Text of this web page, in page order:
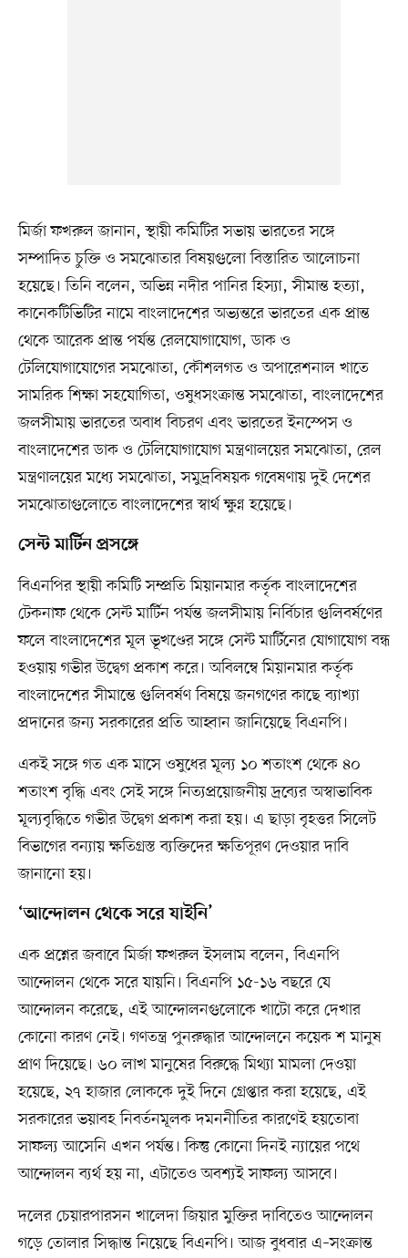
মির্জা ফখরুল জানান, স্থায়ী কমিটির সভায় ভারতের সঙ্গে
সম্পাদিত চুক্তি ও সমঝোতার বিষয়গুলো বিস্তারিত আলোচনা
হয়েছে। তিনি বলেন, অভিন্ন নদীর পানির হিস্যা, সীমান্ত হত্যা,
কানেকটিভিটির নামে বাংলাদেশের অভ্যন্তরে ভারতের এক প্রান্ত
থেকে আরেক প্রান্ত পর্যন্ত রেলযোগাযোগ, ডাক ও
টেলিযোগাযোগের সমঝোতা, কৌশলগত ও অপারেশনাল খাতে
সামরিক শিক্ষা সহযোগিতা, ওষুধসংক্রান্ত সমঝোতা, বাংলাদেশের
জলসীমায় ভারতের অবাধ বিচরণ এবং ভারতের ইনস্পেস ও
বাংলাদেশের ডাক ও টেলিযোগাযোগ মন্ত্রণালয়ের সমঝোতা, রেল
মন্ত্রণালয়ের মধ্যে সমঝোতা, সমুদ্রবিষয়ক গবেষণায় দুই দেশের
সমঝোতাগুলোতে বাংলাদেশের স্বার্থ ক্ষুণ্ন হয়েছে।
সেন্ট মার্টিন প্রসঙ্গে
বিএনপির স্থায়ী কমিটি সম্প্রতি মিয়ানমার কর্তৃক বাংলাদেশের
টেকনাফ থেকে সেন্ট মার্টিন পর্যন্ত জলসীমায় নির্বিচার গুলিবর্ষণের
ফলে বাংলাদেশের মূল ভূখণ্ডের সঙ্গে সেন্ট মার্টিনের যোগাযোগ বন্ধ
হওয়ায় গভীর উদ্বেগ প্রকাশ করে। অবিলম্বে মিয়ানমার কর্তৃক
বাংলাদেশের সীমান্তে গুলিবর্ষণ বিষয়ে জনগণের কাছে ব্যাখ্যা
প্রদানের জন্য সরকারের প্রতি আহ্বান জানিয়েছে বিএনপি।
একই সঙ্গে গত এক মাসে ওষুধের মূল্য ১০ শতাংশ থেকে ৪০
শতাংশ বৃদ্ধি এবং সেই সঙ্গে নিত্যপ্রয়োজনীয় দ্রব্যের অস্বাভাবিক
মূল্যবৃদ্ধিতে গভীর উদ্বেগ প্রকাশ করা হয়। এ ছাড়া বৃহত্তর সিলেট
বিভাগের বন্যায় ক্ষতিগ্রস্ত ব্যক্তিদের ক্ষতিপূরণ দেওয়ার দাবি
জানানো হয়।
‘আন্দোলন থেকে সরে যাইনি’
এক প্রশ্নের জবাবে মির্জা ফখরুল ইসলাম বলেন, বিএনপি
আন্দোলন থেকে সরে যায়নি। বিএনপি ১৫-১৬ বছরে যে
আন্দোলন করেছে, এই আন্দোলনগুলোকে খাটো করে দেখার
কোনো কারণ নেই। গণতন্ত্র পুনরুদ্ধার আন্দোলনে কয়েক শ মানুষ
প্রাণ দিয়েছে। ৬০ লাখ মানুষের বিরুদ্ধে মিথ্যা মামলা দেওয়া
হয়েছে, ২৭ হাজার লোককে দুই দিনে গ্রেপ্তার করা হয়েছে, এই
সরকারের ভয়াবহ নিবর্তনমূলক দমননীতির কারণেই হয়তোবা
সাফল্য আসেনি এখন পর্যন্ত। কিন্তু কোনো দিনই ন্যায়ের পথে
আন্দোলন ব্যর্থ হয় না, এটাতেও অবশ্যই সাফল্য আসবে।
দলের চেয়ারপারসন খালেদা জিয়ার মুক্তির দাবিতেও আন্দোলন
গড়ে তোলার সিদ্ধান্ত নিয়েছে বিএনপি। আজ বুধবার এ–সংক্রান্ত